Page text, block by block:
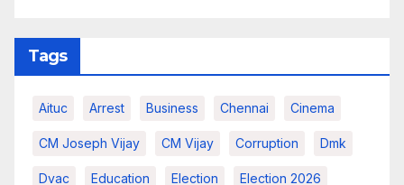
Tags
Aituc Arrest Business Chennai Cinema
CM Joseph Vijay CM Vijay Corruption Dmk
Dvac Education Election Election 2026